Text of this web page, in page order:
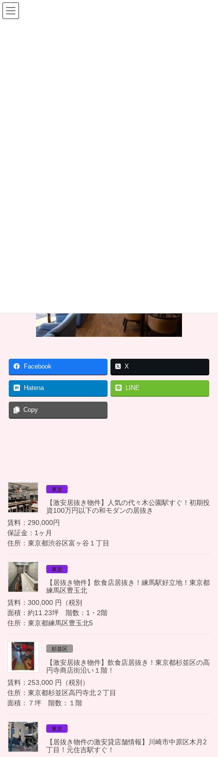
コ
ン
ナ
ビ
Facebook X
Hatena LINE
Copy
東京
【激安居抜き物件】人気の代々木公園駅すぐ！初期投
資100万円以下の和モダンの居抜き
賃料：290,000円
保証金：1ヶ月
住所：東京都渋谷区富ヶ谷１丁目
東京
【居抜き物件】飲食店居抜き！練馬駅好立地！東京都
練馬区豊玉北
賃料：300,000 円（税別
面積：約11.23坪 階数：1・2階
住所：東京都練馬区豊玉北5
杉並区
【激安居抜き物件】飲食店居抜き！東京都杉並区の高
円寺商店街沿い１階！
賃料：253,000 円（税別）
住所：東京都杉並区高円寺北２丁目
面積：７坪 階数：１階
東京
【居抜き物件の激安貸店舗情報】川崎市中原区木月2
丁目！元住吉駅すぐ！